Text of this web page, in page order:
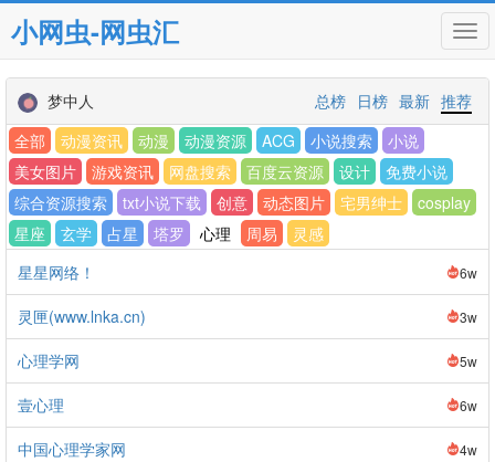
小网虫-网虫汇
梦中人 推荐
最新
日榜
总榜
全部
动漫资讯 动漫 动漫资源 ACG 小说搜索
小说
美女图片
游戏资讯 网盘搜索 百度云资源 设计
免费小说
综合资源搜索
txt小说下载 创意 动态图片 宅男绅士
cosplay
星座
玄学 占星 塔罗 心理 周易
灵感
星星网络！
6w
灵匣(www.lnka.cn) 3w
心理学网 5w
壹心理 6w
中国心理学家网 4w